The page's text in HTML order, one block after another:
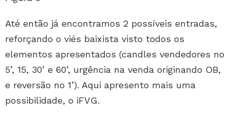
Até então já encontramos 2 possíveis entradas,
reforçando o viés baixista visto todos os
elementos apresentados (candles vendedores no
5’, 15, 30’ e 60’, urgência na venda originando OB,
e reversão no 1’). Aqui apresento mais uma
possibilidade, o iFVG.